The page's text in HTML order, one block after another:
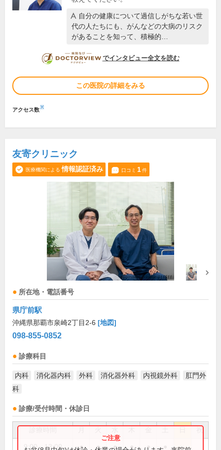
自分の健康について過信しがちな若い世
代の人たちにも、がんなどの大病のリスク
があることを知って、積極的…
DOCTORVIEW
でインタビュー全文を読む
この医院の詳細をみる
アクセス数※
友寄クリニック
医療機関による 情報認証済み 口コミ 1件
所在地・電話番号
県庁前駅
沖縄県那覇市泉崎2丁目2-6 [地図]
098-855-0852
診療科目
内科 消化器内科 外科 消化器外科 内視鏡外科
肛門外
科
診療/受付時間・休診日
祝
9:00～13:00 ● ● ● ● ●